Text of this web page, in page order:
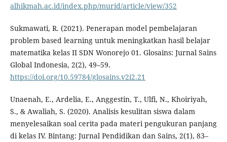
alhikmah.ac.id/index.php/murid/article/view/352
Sukmawati, R. (2021). Penerapan model pembelajaran
problem based learning untuk meningkatkan hasil belajar
matematika kelas II SDN Wonorejo 01. Glosains: Jurnal Sains
Global Indonesia, 2(2), 49–59.
https://doi.org/10.59784/glosains.v2i2.21
Unaenah, E., Ardelia, E., Anggestin, T., Ulfi, N., Khoiriyah,
S., & Awaliah, S. (2020). Analisis kesulitan siswa dalam
menyelesaikan soal cerita pada materi pengukuran panjang
di kelas IV. Bintang: Jurnal Pendidikan dan Sains, 2(1), 83–